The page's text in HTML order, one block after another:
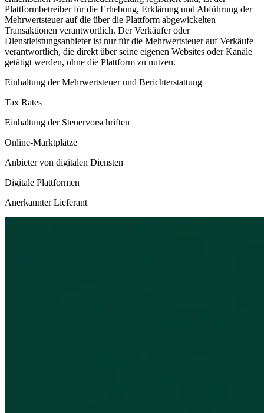
Plattformbetreiber für die Erhebung, Erklärung und Abführung der
Mehrwertsteuer auf die über die Plattform abgewickelten
Transaktionen verantwortlich. Der Verkäufer oder
Dienstleistungsanbieter ist nur für die Mehrwertsteuer auf Verkäufe
verantwortlich, die direkt über seine eigenen Websites oder Kanäle
getätigt werden, ohne die Plattform zu nutzen.
Einhaltung der Mehrwertsteuer und Berichterstattung
Tax Rates
Einhaltung der Steuervorschriften
Online-Marktplätze
Anbieter von digitalen Diensten
Digitale Plattformen
Anerkannter Lieferant